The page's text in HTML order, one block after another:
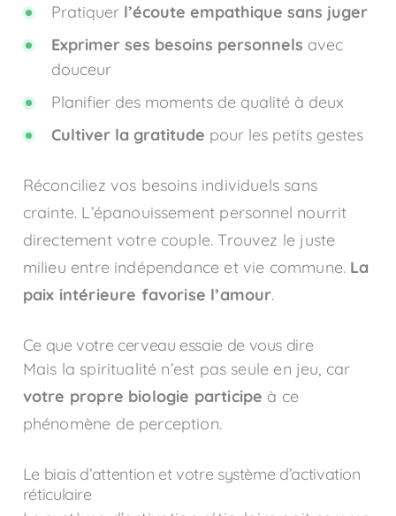
Pratiquer l’écoute empathique sans juger
Exprimer ses besoins personnels avec
douceur
Planifier des moments de qualité à deux
Cultiver la gratitude pour les petits gestes
Réconciliez vos besoins individuels sans
crainte. L’épanouissement personnel nourrit
directement votre couple. Trouvez le juste
milieu entre indépendance et vie commune. La
paix intérieure favorise l’amour.
Ce que votre cerveau essaie de vous dire
Mais la spiritualité n’est pas seule en jeu, car
votre propre biologie participe à ce
phénomène de perception.
Le biais d’attention et votre système d’activation
réticulaire